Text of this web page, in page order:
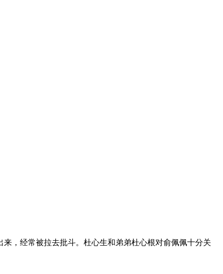
，经常被拉去批斗。杜心生和弟弟杜心根对俞佩佩十分关